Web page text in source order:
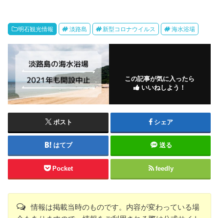
明石観光情報 淡路島 新型コロナウイルス 海水浴場
この記事が気に入ったら
いいねしよう！
ポスト シェア
はてブ 送る
Pocket feedly
情報は掲載当時のものです。内容が変わっている場